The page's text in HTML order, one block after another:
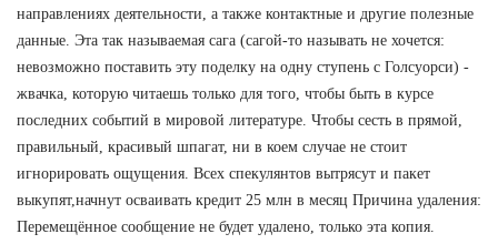
направлениях деятельности, а также контактные и другие полезные
данные. Эта так называемая сага (сагой-то называть не хочется:
невозможно поставить эту поделку на одну ступень с Голсуорси) -
жвачка, которую читаешь только для того, чтобы быть в курсе
последних событий в мировой литературе. Чтобы сесть в прямой,
правильный, красивый шпагат, ни в коем случае не стоит
игнорировать ощущения. Всех спекулянтов вытрясут и пакет
выкупят,начнут осваивать кредит 25 млн в месяц Причина удаления:
Перемещённое сообщение не будет удалено, только эта копия.